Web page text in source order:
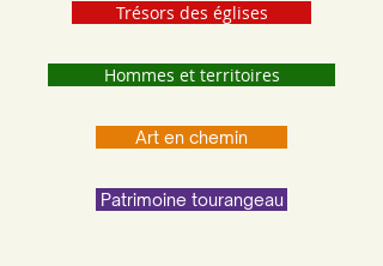
Trésors des églises
Hommes et territoires
Art en chemin
Patrimoine tourangeau